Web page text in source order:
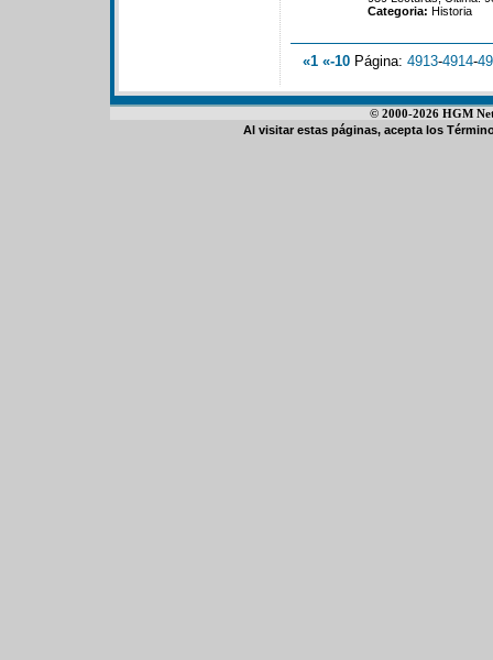
Categoria: Historia
«1 «-10 Página: 4913-4914-
© 2000-2026 HGM
Al visitar estas páginas, acepta los